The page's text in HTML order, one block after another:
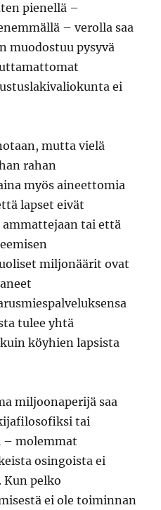
pienellä –
– verolla saa
muodostuu pysyvä
ei
mutta vielä
rahan
myös aineettomia
lapset eivät
tai että
miljonäärit ovat
tulee yhtä
köyhien lapsista
miljoonaperijä saa
tai
– molemmat
osingoista ei
Kun pelko
ei ole toiminnan